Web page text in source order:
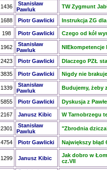
1436
Stanisław
Pawluk
TW Zygmunt
1688 Piotr Gawlicki Instrukcja ZG dla
198 Piotr Gawlicki Czego od kół
1962
Stanisław
Pawluk
NIEkompetencje
2423 Piotr Gawlicki Dlaczego PZŁ
3835 Piotr Gawlicki Nigdy nie
1339
Stanisław
Pawluk
Budujemy, żeby
5855 Piotr Gawlicki Dyskusja z
2167 Janusz Kibic W Tarnobrzegu
2301
Stanisław
Pawluk
"Zbrodnia
4754 Piotr Gawlicki Największy
1299 Janusz Kibic
Jak dobro w
cz.VII